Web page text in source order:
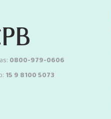
0800-979-0606
15 9 8100 5073